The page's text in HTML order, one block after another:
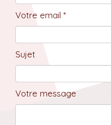
Votre email *
Sujet
Votre message